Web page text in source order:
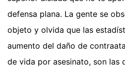
defensa plana. La gente se
objeto y olvida que las
aumento del daño de
de vida por asesinato, son las